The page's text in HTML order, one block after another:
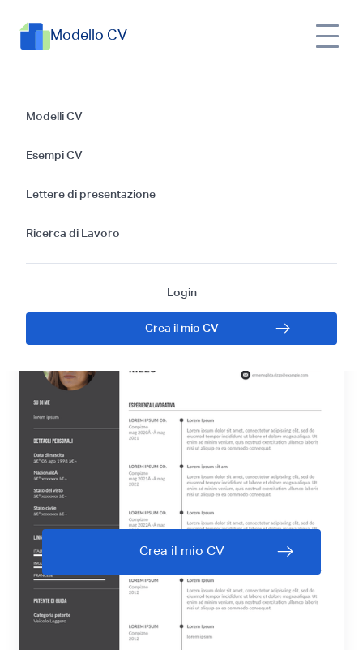
Modello CV
Modelli CV
Esempi CV
Lettere di presentazione
Ricerca di Lavoro
Login
Crea il mio CV
Esempi di CV per la
posizione di
Ufficiale di prestito:
Guida gratis per il
Crea il mio CV